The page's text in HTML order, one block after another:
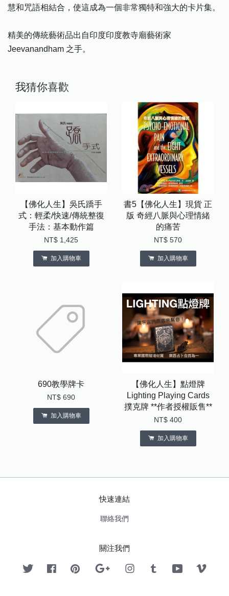
慧和咒語相結合，使這成為一個非常獨特和強大的卡片集。
精美的傳統藝術品出自印度印度教寺廟藝術家
Jeevanandham 之手。
我猜你喜歡
【佛化人生】吳氏蹻手
式：輕柔/快速/傳統整復
手法：基本動作篇
NT$ 1,425
加入購物車
書5【佛化人生】現貨 正
版 奇經八脈與心理情緒
的痛苦
NT$ 570
加入購物車
690教學牌卡
NT$ 690
加入購物車
【佛化人生】點燈牌
Lighting Playing Cards
撲克牌 **作者授權販售**
NT$ 400
加入購物車
快速連結
聯絡我們
關注我們
Twitter FacebookPinterest Google InstagramTumblr YouTube